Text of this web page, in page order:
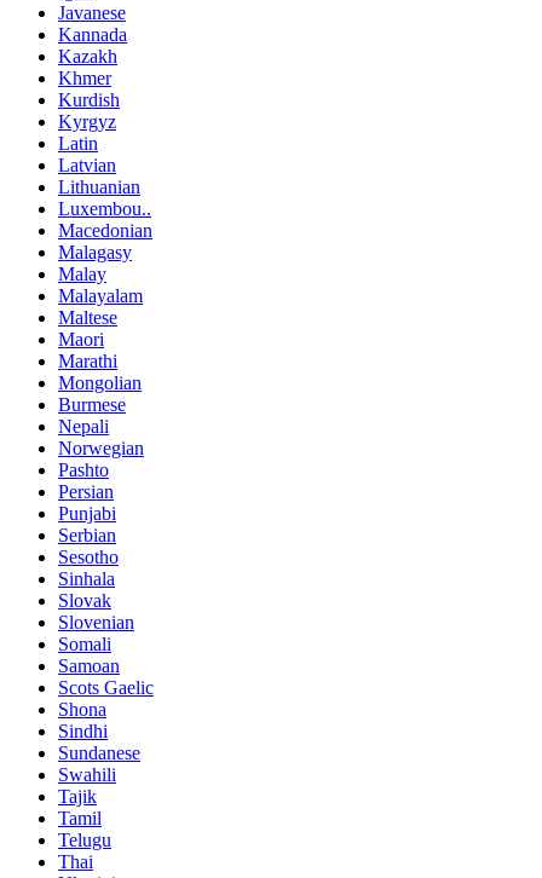
Javanese
Kannada
Kazakh
Khmer
Kurdish
Kyrgyz
Latin
Latvian
Lithuanian
Luxembou..
Macedonian
Malagasy
Malay
Malayalam
Maltese
Maori
Marathi
Mongolian
Burmese
Nepali
Norwegian
Pashto
Persian
Punjabi
Serbian
Sesotho
Sinhala
Slovak
Slovenian
Somali
Samoan
Scots Gaelic
Shona
Sindhi
Sundanese
Swahili
Tajik
Tamil
Telugu
Thai